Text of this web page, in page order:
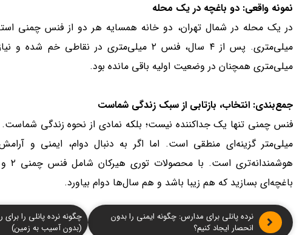
نمونه واقعی: دو باغچه در یک محله
میلی‌متری همچنان در وضعیت اولیه باقی مانده بود.
جمع‌بندی: انتخاب، بازتابی از سبک زندگی شماست
باغچه‌ای بسازید که هم زیبا باشد و هم سال‌ها دوام بیاورد.
نرده پانلی برای مدارس: چگونه ایمنی را بدون
انحصار ایجاد کنیم؟
چگونه نرده پانلی را
(بدون آسیب به زمین)